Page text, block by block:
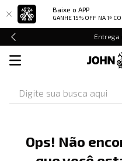
Baixe o APP
GANHE 15% OFF NA 1ª
Ops! Não